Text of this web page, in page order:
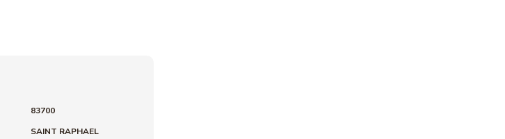
83700
SAINT RAPHAEL